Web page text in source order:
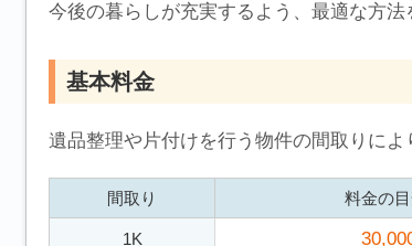
今後の暮らしが充実するよう、最適な方
基本料金
遺品整理や片付けを行う物件の間取りによ
間取り 料金の
1K